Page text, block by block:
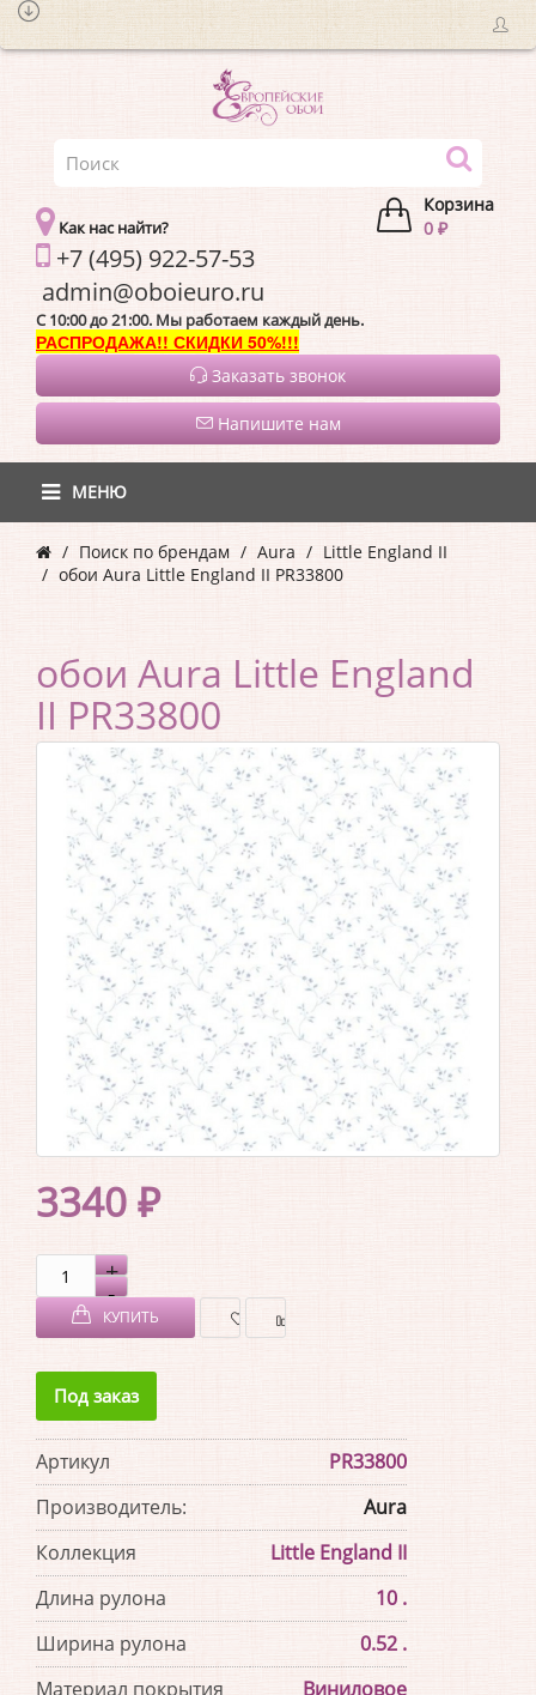
Корзина
0 ₽
Как нас найти?
+7 (495) 922-57-53
C 10:00 до 21:00. Мы работаем каждый день.
РАСПРОДАЖА!! СКИДКИ 50%!!!
Заказать звонок
Напишите нам
МЕНЮ
Поиск по брендам Aura
Little England II
обои Aura Little England II PR33800
обои Aura Little England
II PR33800
3340 ₽
КУПИТЬ
Под заказ
Артикул
PR33800
Производитель:
Aura
Коллекция
Little England II
Длина рулона
10 .
Ширина рулона
0.52 .
Материал покрытия
Виниловое